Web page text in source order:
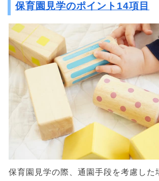
保育園見学のポイント14項目
保育園見学の際、通園手段を考慮した